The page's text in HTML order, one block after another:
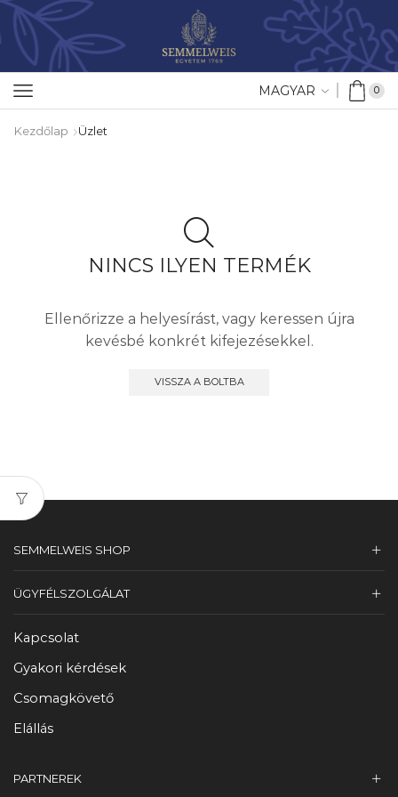
MAGYAR 0
Kezdőlap Üzlet
NINCS ILYEN TERMÉK
Ellenőrizze a helyesírást, vagy keressen újra
kevésbé konkrét kifejezésekkel.
VISSZA A BOLTBA
SEMMELWEIS SHOP
ÜGYFÉLSZOLGÁLAT
Kapcsolat
Gyakori kérdések
Csomagkövető
Elállás
PARTNEREK